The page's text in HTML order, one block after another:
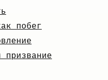
побег
призвание